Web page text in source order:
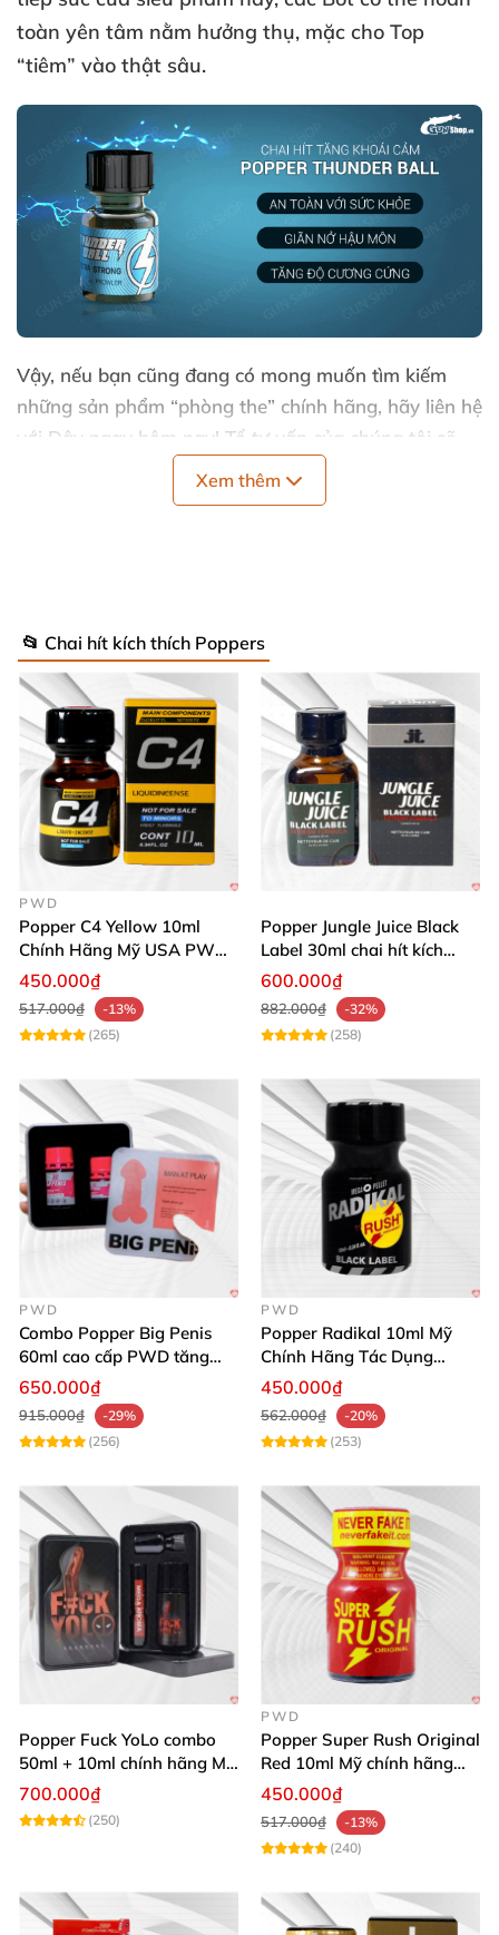
toàn yên tâm nằm hưởng thụ, mặc cho Top
“tiêm” vào thật sâu.
Vậy, nếu bạn cũng đang có mong muốn tìm kiếm
những sản phẩm “phòng the” chính hãng, hãy liên hệ
với Đây ngay hôm nay! Tổ tư vấn của chúng tôi sẽ
gợi ý cho bạn cách “lên đồ” khiến bạn tình mê đắm
“yêu” mãi không rời!
Xem thêm
📂 Chai hít kích thích Poppers
PWD
Popper C4 Yellow 10ml
Chính Hãng Mỹ USA PWD
Cho Nam Nữ
450.000₫
517.000₫
-13%
(265)
Popper Jungle Juice Black
Label 30ml chai hít kích
thích ham muốn mạnh
600.000₫
882.000₫
-32%
(258)
PWD
Combo Popper Big Penis
60ml cao cấp PWD tăng
khoái cảm Top Bot
650.000₫
915.000₫
-29%
(256)
PWD
Popper Radikal 10ml Mỹ
Chính Hãng Tác Dụng
Mạnh Dịu Êm
450.000₫
562.000₫
-20%
(253)
Popper Fuck YoLo combo
50ml + 10ml chính hãng Mỹ
tăng khoái cảm mạnh mẽ
an toàn
700.000₫
(250)
PWD
Popper Super Rush Original
Red 10ml Mỹ chính hãng
PWD
450.000₫
517.000₫
-13%
(240)